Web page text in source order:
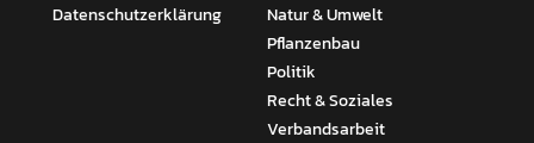
Datenschutzerklärung
Natur & Umwelt
Pflanzenbau
Politik
Recht & Soziales
Verbandsarbeit